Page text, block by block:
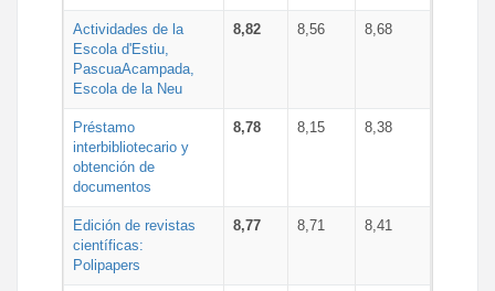
Actividades de la
Escola d'Estiu,
PascuaAcampada,
Escola de la Neu
8,82 8,56 8,68
Préstamo
interbibliotecario y
obtención de
documentos
8,78 8,15 8,38
Edición de revistas
científicas:
Polipapers
8,77 8,71 8,41